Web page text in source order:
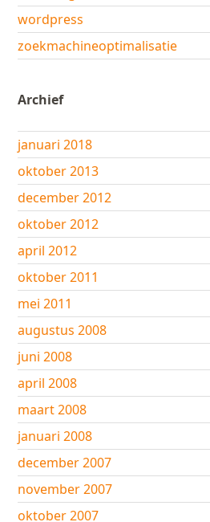
wordpress
zoekmachineoptimalisatie
Archief
januari 2018
oktober 2013
december 2012
oktober 2012
april 2012
oktober 2011
mei 2011
augustus 2008
juni 2008
april 2008
maart 2008
januari 2008
december 2007
november 2007
oktober 2007